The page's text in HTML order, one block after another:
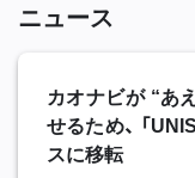
ニュース
カオナビが “あ
せるため、 「
スに移転